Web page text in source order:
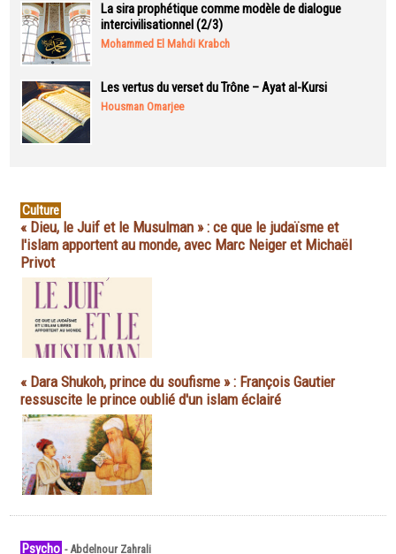
La sira prophétique comme modèle de dialogue
intercivilisationnel (2/3)
Mohammed El Mahdi Krabch
Les vertus du verset du Trône – Ayat al-Kursi
Housman Omarjee
Culture
« Dieu, le Juif et le Musulman » : ce que le judaïsme et
l'islam apportent au monde, avec Marc Neiger et Michaël
Privot
« Dara Shukoh, prince du soufisme » : François Gautier
ressuscite le prince oublié d'un islam éclairé
Psycho -Abdelnour Zahrali